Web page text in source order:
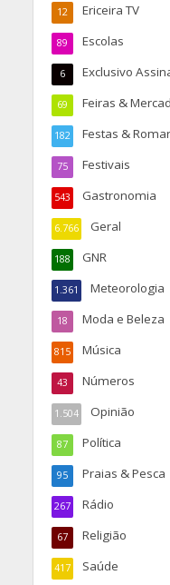
Ericeira TV
12
Escolas
89
Exclusivo
6
Feiras &
69
Festas &
182
Festivais
75
Gastronomia
543
Geral
6.766
GNR
188
Meteorologia
1.361
Moda e Beleza
18
Música
815
Números
43
Opinião
1.504
Política
87
Praias & Pesca
95
Rádio
267
Religião
67
Saúde
417